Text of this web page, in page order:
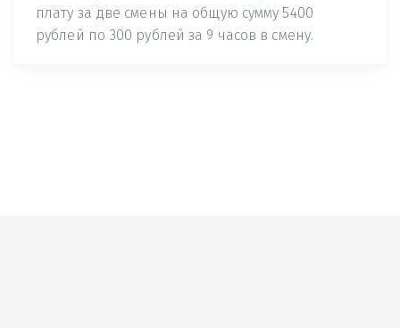
плату за две смены на общую сумму 5400
рублей по 300 рублей за 9 часов в смену.